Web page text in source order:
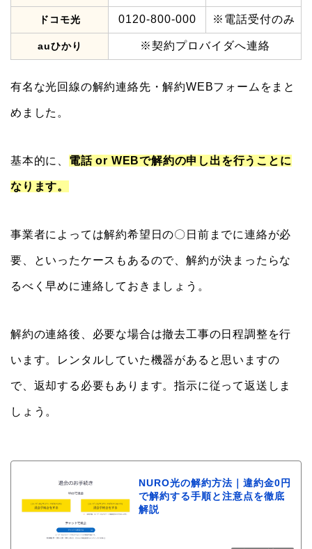
ドコモ光 0120-800-000 ※電話受付のみ
auひかり ※契約プロバイダへ連絡
有名な光回線の解約連絡先・解約WEBフォームをまと
めました。
基本的に、 電話 or WEBで解約の申し出を行うことに
なります。
事業者によっては解約希望日の〇日前までに連絡が必
要、といったケースもあるので、解約が決まったらな
るべく早めに連絡しておきましょう。
解約の連絡後、必要な場合は撤去工事の日程調整を行
います。レンタルしていた機器があると思いますの
で、返却する必要もあります。指示に従って返送しま
しょう。
NURO光の解約方法｜違約金0円
で解約する手順と注意点を徹底
解説